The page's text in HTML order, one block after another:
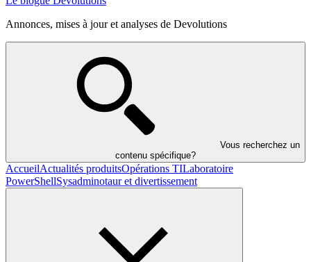
Annonces, mises à jour et analyses de Devolutions
Vous recherchez un
contenu spécifique?
AccueilActualités produitsOpérations TILaboratoire
PowerShellSysadminotaur et divertissement